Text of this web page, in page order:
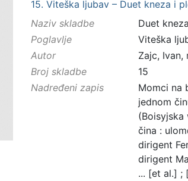
15. Viteška ljubav – Duet kneza i
Naziv skladbe
Duet
Poglavlje
Viteška
Autor
Zajc, Ivan,
Broj skladbe
15
Nadređeni zapis
Momci na
jednom
čina :
dirigent
dirigent
... [et al.] ;